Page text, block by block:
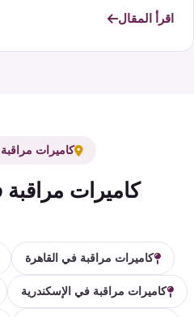
اقرأ المقال
كاميرات مراقبة
كاميرات
كاميرات مراقبة في القاهرة
كاميرات مراقبة في الإسكندرية